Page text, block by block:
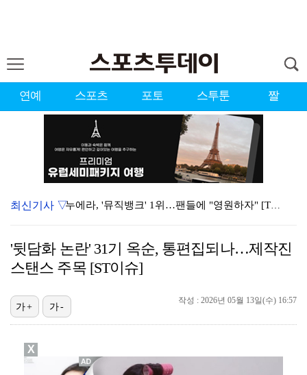
연예 스포츠 포토 스투툰 짤
누에라, '뮤직뱅크' 1위…팬들에 "영원하자" [TV캡…
폭발까지 5분…안보현·정은채, 목숨 건 사투 시작(재벌…
대한축구협회의 '심판 성접대'…최악의 경우 런던 올림픽…
폭발물 지킨 안보현, '악마 교관' 정은채와 재회(재벌…
최신기사 ▽
'뒷담화 논란' 31기 옥순, 통편집되나…제작진
스탠스 주목 [ST이슈]
작성 : 2026년 05월 13일(수) 16:57
가+ 가-
X